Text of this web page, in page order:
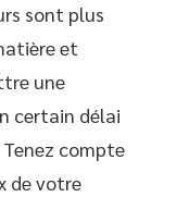
sont plus
et
une
certain délai
compte
de votre